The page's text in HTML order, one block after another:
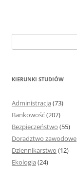
z
KIERUNKI STUDIÓW
Administracja (73)
Bankowość(207)
Bezpieczeństwo (55)
Doradztwo zawodowe
Dziennikarstwo (12)
Ekologia (24)